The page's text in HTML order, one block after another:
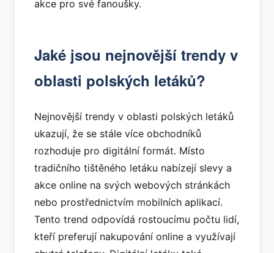
akce pro své fanoušky.
Jaké jsou nejnovější trendy v
oblasti polských letáků?
Nejnovější trendy v oblasti polských letáků
ukazují, že se stále více obchodníků
rozhoduje pro digitální formát. Místo
tradičního tištěného letáku nabízejí slevy a
akce online na svých webových stránkách
nebo prostřednictvím mobilních aplikací.
Tento trend odpovídá rostoucímu počtu lidí,
kteří preferují nakupování online a využívají